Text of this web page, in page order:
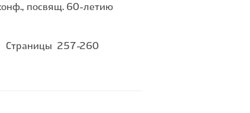
посвящ. 60-летию
Страницы 257-260